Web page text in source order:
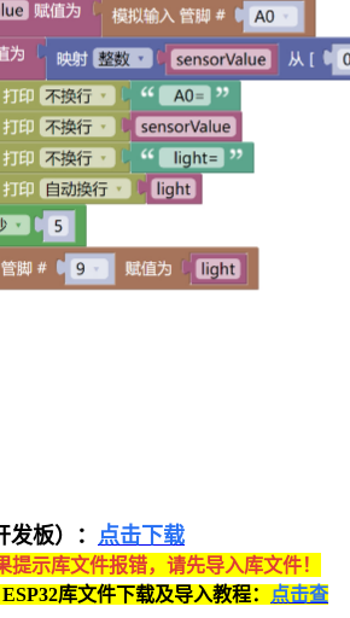
板）： 点击下载
示库文件报错，请先导入库文件！
库文件下载及导入教程：
点击查